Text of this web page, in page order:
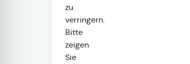
zu
verringern.
Bitte
zeigen
Sie